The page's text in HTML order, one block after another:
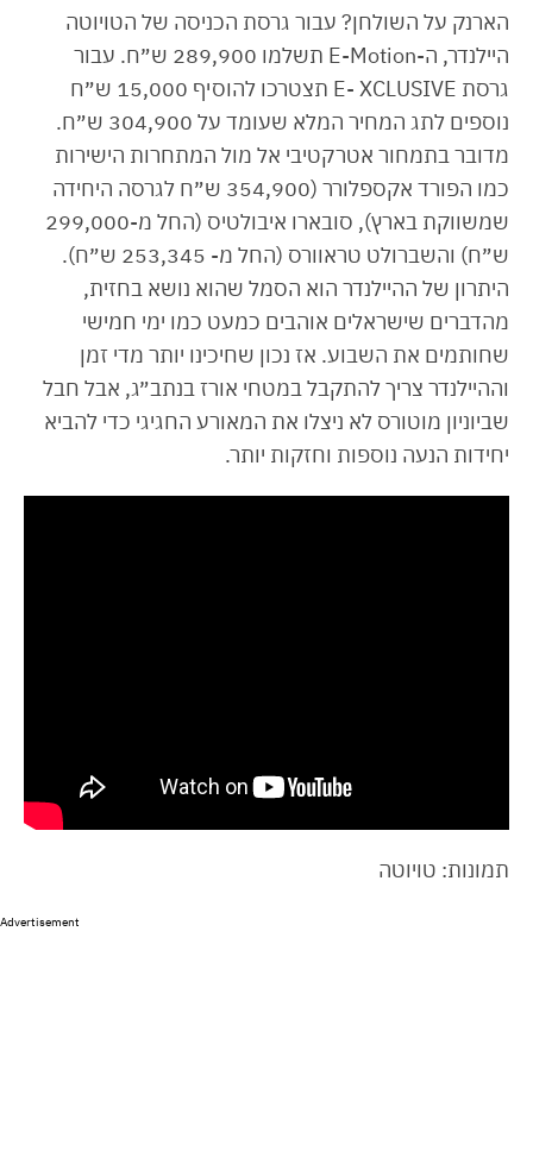
הארנק על השולחן? עבור גרסת הכניסה של הטויוטה
היילנדר, ה-E-Motion תשלמו 289,900 ש״ח. עבור
גרסת E- XCLUSIVE תצטרכו להוסיף 15,000 ש״ח
נוספים לתג המחיר המלא שעומד על 304,900 ש״ח.
מדובר בתמחור אטרקטיבי אל מול המתחרות הישירות
כמו הפורד אקספלורר (354,900 ש״ח לגרסה היחידה
שמשווקת בארץ), סובארו איבולטיס (החל מ-299,000
ש״ח) והשברולט טראוורס (החל מ- 253,345 ש״ח).
היתרון של ההיילנדר הוא הסמל שהוא נושא בחזית,
מהדברים שישראלים אוהבים כמעט כמו ימי חמישי
שחותמים את השבוע. אז נכון שחיכינו יותר מדי זמן
וההיילנדר צריך להתקבל במטחי אורז בנתב״ג, אבל חבל
שביוניון מוטורס לא ניצלו את המאורע החגיגי כדי להביא
יחידות הנעה נוספות וחזקות יותר.
תמונות: טויוטה
Advertisement